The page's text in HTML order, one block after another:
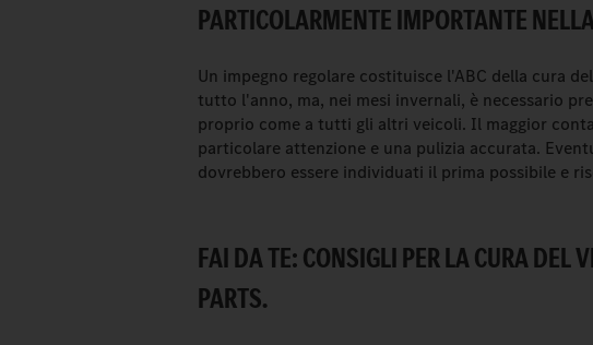
PARTICOLARMENTE IMPORTANTE
Un impegno regolare costituisce l'ABC della cura
tutto l'anno, ma, nei mesi invernali, è necessario
proprio come a tutti gli altri veicoli. Il maggior
particolare attenzione e una pulizia accurata.
dovrebbero essere individuati il prima possibile e
FAI DA TE: CONSIGLI PER LA CURA DEL
PARTS.